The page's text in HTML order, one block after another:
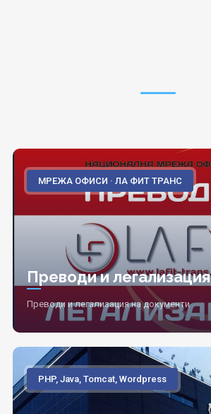
МРЕЖА ОФИСИ · ЛА ФИТ ТРАНС
Преводи и легализация
Преводи и легализация на документи
PHP, Java, Tomcat, Wordpress